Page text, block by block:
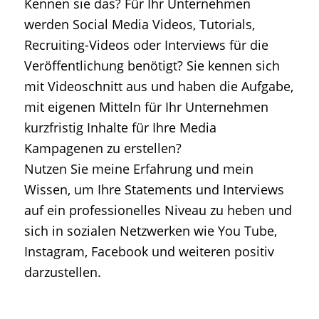
Kennen sie das? Für Ihr Unternehmen
werden Social Media Videos, Tutorials,
Recruiting-Videos oder Interviews für die
Veröffentlichung benötigt? Sie kennen sich
mit Videoschnitt aus und haben die Aufgabe,
mit eigenen Mitteln für Ihr Unternehmen
kurzfristig Inhalte für Ihre Media
Kampagenen zu erstellen?
Nutzen Sie meine Erfahrung und mein
Wissen, um Ihre Statements und Interviews
auf ein professionelles Niveau zu heben und
sich in sozialen Netzwerken wie You Tube,
Instagram, Facebook und weiteren positiv
darzustellen.